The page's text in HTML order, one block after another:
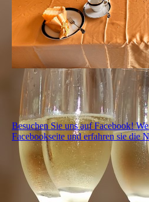
Besuchen Sie uns auf Facebook!
Facebookseite und erfahren sie die